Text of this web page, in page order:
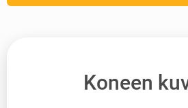
Koneen